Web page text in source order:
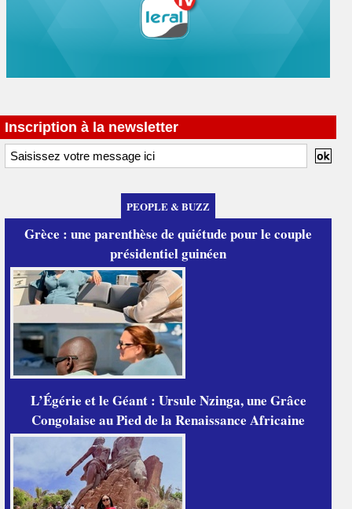
Inscription à la newsletter
PEOPLE & BUZZ
Grèce : une parenthèse de quiétude pour le couple
présidentiel guinéen
L’Égérie et le Géant : Ursule Nzinga, une Grâce
Congolaise au Pied de la Renaissance Africaine